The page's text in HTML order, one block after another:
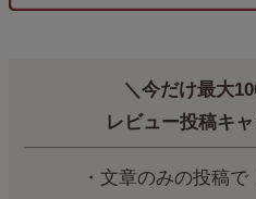
＼今だけ最大
レビュー投稿キ
・文章のみの投稿で